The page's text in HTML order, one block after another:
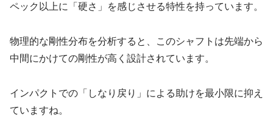
ペック以上に「硬さ」を感じさせる特性を持っています。
物理的な剛性分布を分析すると、このシャフトは先端から
中間にかけての剛性が高く設計されています。
インパクトでの「しなり戻り」による助けを最小限に抑え
ていますね。